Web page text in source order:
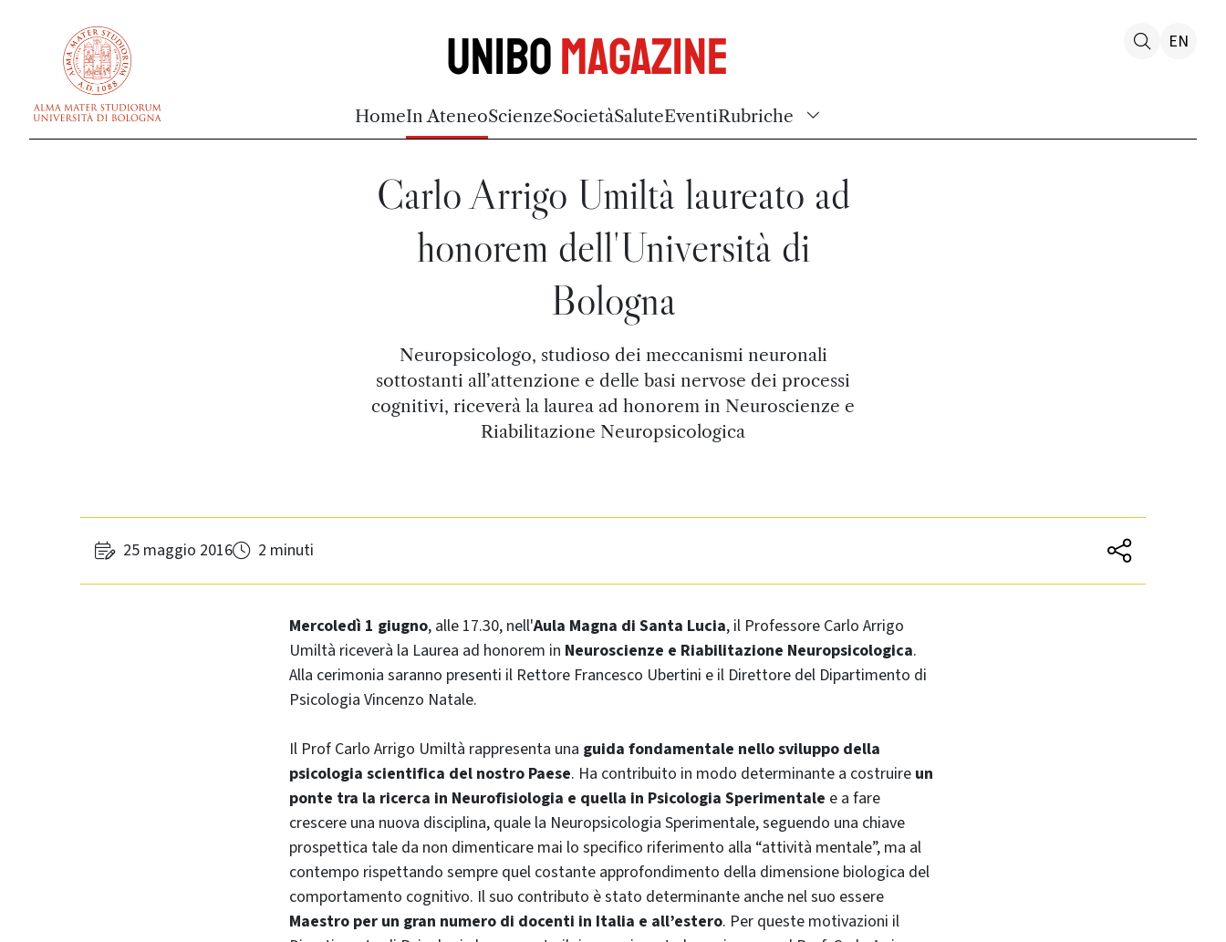
UniboMagazine
HomeIn AteneoScienzeSocietàSaluteEventiRubriche
EN
Carlo Arrigo Umiltà laureato ad
honorem dell'Università di
Bologna
Neuropsicologo, studioso dei meccanismi neuronali
sottostanti all’attenzione e delle basi nervose dei processi
cognitivi, riceverà la laurea ad honorem in Neuroscienze e
Riabilitazione Neuropsicologica
25 maggio 2016 2 minuti
Mercoledì 1 giugno, alle 17.30, nell'Aula Magna di Santa Lucia, il Professore Carlo Arrigo
Umiltà riceverà la Laurea ad honorem in Neuroscienze e Riabilitazione Neuropsicologica.
Alla cerimonia saranno presenti il Rettore Francesco Ubertini e il Direttore del Dipartimento di
Psicologia Vincenzo Natale.
Il Prof Carlo Arrigo Umiltà rappresenta una guida fondamentale nello sviluppo della
psicologia scientifica del nostro Paese. Ha contribuito in modo determinante a costruire un
ponte tra la ricerca in Neurofisiologia e quella in Psicologia Sperimentale e a fare
crescere una nuova disciplina, quale la Neuropsicologia Sperimentale, seguendo una chiave
prospettica tale da non dimenticare mai lo specifico riferimento alla “attività mentale”, ma al
contempo rispettando sempre quel costante approfondimento della dimensione biologica del
comportamento cognitivo. Il suo contributo è stato determinante anche nel suo essere
Maestro per un gran numero di docenti in Italia e all’estero. Per queste motivazioni il